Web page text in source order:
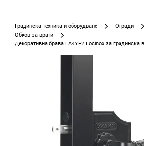
Градинска техника и оборудване
Огради
Обков за врати
Декоративна брава LAKYF2 Locinox за градинска